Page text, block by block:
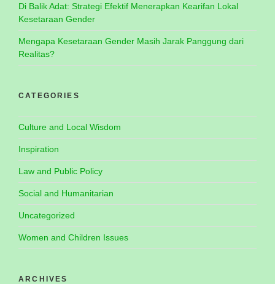
Di Balik Adat: Strategi Efektif Menerapkan Kearifan Lokal
Kesetaraan Gender
Mengapa Kesetaraan Gender Masih Jarak Panggung dari
Realitas?
CATEGORIES
Culture and Local Wisdom
Inspiration
Law and Public Policy
Social and Humanitarian
Uncategorized
Women and Children Issues
ARCHIVES